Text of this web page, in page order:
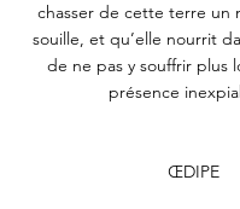
chasser de cette terre un
souille, et qu’elle nourrit
de ne pas y souffrir plus
présence
ŒDIPE